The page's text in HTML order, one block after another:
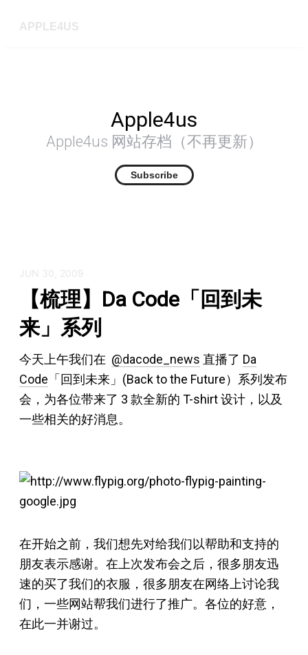
APPLE4US
Apple4us
Apple4us 网站存档（不再更新）
Subscribe
JUN 30, 2009
【梳理】Da Code「回到未
来」系列
今天上午我们在 @dacode_news 直播了 Da
Code 「回到未来」(Back to the Future）系列发布
会，为各位带来了 3 款全新的 T-shirt 设计，以及
一些相关的好消息。
在开始之前，我们想先对给我们以帮助和支持的
朋友表示感谢。在上次发布会之后，很多朋友迅
速的买了我们的衣服，很多朋友在网络上讨论我
们，一些网站帮我们进行了推广。各位的好意，
在此一并谢过。